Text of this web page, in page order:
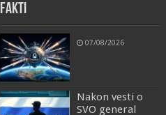
FAKTI
07/08/2026
Nakon vesti o
SVO general